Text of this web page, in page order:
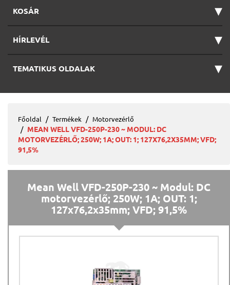
KOSÁR ▾
HÍRLEVÉL ▾
TEMATIKUS OLDALAK ▾
Főoldal Termékek Motorvezérlő
MEAN WELL VFD-250P-230 ~ MODUL: DC
MOTORVEZÉRLŐ; 250W; 1A; OUT: 1; 127X76,2X35MM; VFD;
91,5%
Mean Well VFD-250P-230 ~ Modul: DC
motorvezérlő; 250W; 1A; OUT: 1;
127x76,2x35mm; VFD; 91,5%